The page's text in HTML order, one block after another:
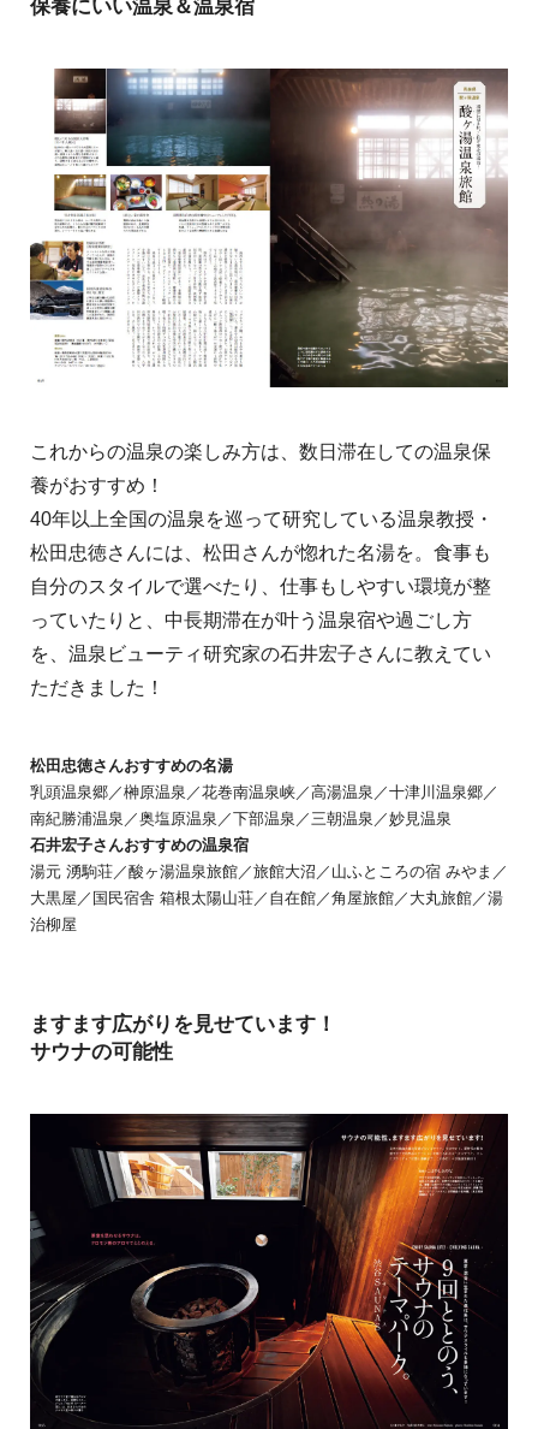
保養にいい温泉＆温泉宿
これからの温泉の楽しみ方は、数日滞在しての温泉保
養がおすすめ！
40年以上全国の温泉を巡って研究している温泉教授・
松田忠徳さんには、松田さんが惚れた名湯を。食事も
自分のスタイルで選べたり、仕事もしやすい環境が整
っていたりと、中長期滞在が叶う温泉宿や過ごし方
を、温泉ビューティ研究家の石井宏子さんに教えてい
ただきました！
松田忠徳さんおすすめの名湯
乳頭温泉郷／榊原温泉／花巻南温泉峡／高湯温泉／十津川温泉郷／
南紀勝浦温泉／奥塩原温泉／下部温泉／三朝温泉／妙見温泉
石井宏子さんおすすめの温泉宿
湯元 湧駒荘／酸ヶ湯温泉旅館／旅館大沼／山ふところの宿 みやま／
大黒屋／国民宿舎 箱根太陽山荘／自在館／角屋旅館／大丸旅館／湯
治柳屋
ますます広がりを見せています！
サウナの可能性